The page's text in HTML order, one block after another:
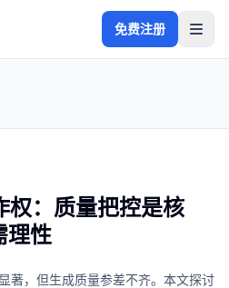
免费注册
权：质量把控是核
理性
著，但生成质量参差不齐。本文探讨